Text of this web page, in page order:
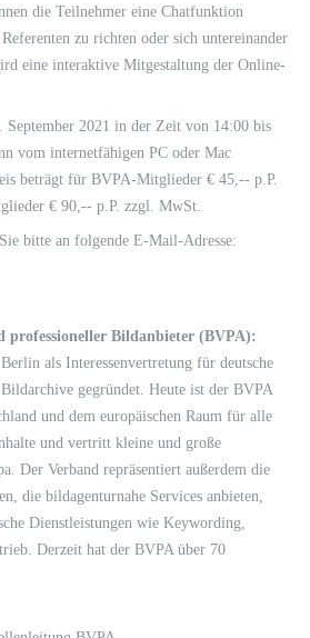
die Teilnehmer eine Chatfunktion
zu richten oder sich untereinander
eine interaktive Mitgestaltung der Online-
September 2021 in der Zeit von 14:00 bis
vom internetfähigen PC oder Mac
beträgt für BVPA-Mitglieder € 45,-- p.P.
€ 90,-- p.P. zzgl. MwSt.
bitte an folgende E-Mail-Adresse:
professioneller Bildanbieter (BVPA):
als Interessenvertretung für deutsche
gegründet. Heute ist der BVPA
und dem europäischen Raum für alle
und vertritt kleine und große
Der Verband repräsentiert außerdem die
die bildagenturnahe Services anbieten,
Dienstleistungen wie Keywording,
Derzeit hat der BVPA über 70